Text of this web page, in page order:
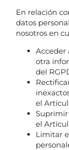
En relación
datos
nosotros en
Acceder
otra
del
el
Suprimir
el
Limitar